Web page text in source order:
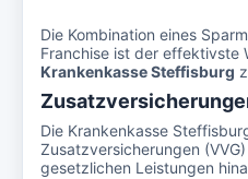
Die Kombination eines
Franchise ist der effektivste
Krankenkasse Steffisburg
Die Krankenkasse
Zusatzversicherungen
gesetzlichen Leistungen